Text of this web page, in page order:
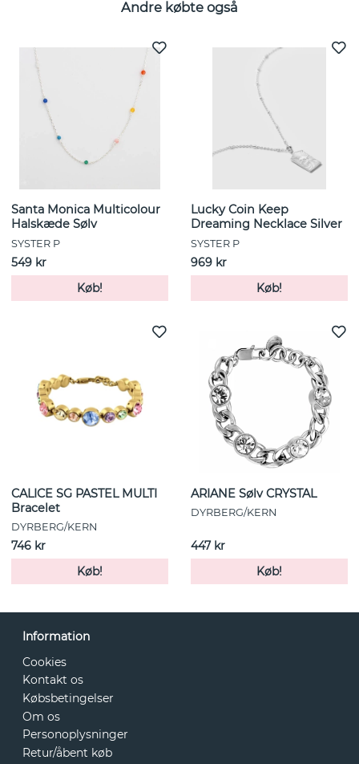
Andre købte også
Santa Monica Multicolour
Halskæde Sølv
SYSTER P
549 kr
Køb!
Lucky Coin Keep
Dreaming Necklace Silver
SYSTER P
969 kr
Køb!
CALICE SG PASTEL MULTI
Bracelet
DYRBERG/KERN
746 kr
Køb!
ARIANE Sølv CRYSTAL
DYRBERG/KERN
447 kr
Køb!
Information
Cookies
Kontakt os
Købsbetingelser
Om os
Personoplysninger
Retur/åbent køb